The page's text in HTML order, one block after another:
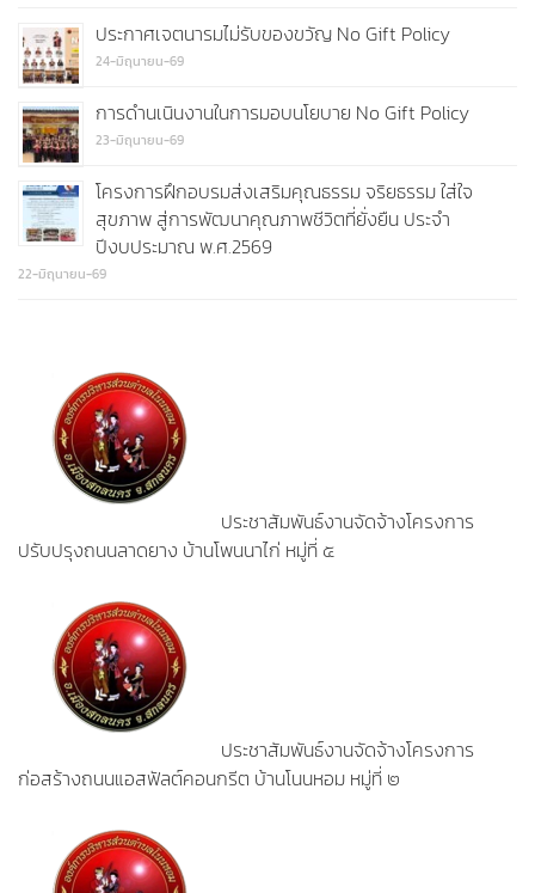
ประกาศเจตนารมไม่รับของขวัญ No Gift Policy
24-มิถุนายน-69
การดำนเนินงานในการมอบนโยบาย No Gift Policy
23-มิถุนายน-69
โครงการฝึกอบรมส่งเสริมคุณธรรม จริยธรรม ใส่ใจ
สุขภาพ สู่การพัฒนาคุณภาพชีวิตที่ยั่งยืน ประจำ
ปีงบประมาณ พ.ศ.2569
22-มิถุนายน-69
ประชาสัมพันธ์งานจัดจ้างโครงการ
ปรับปรุงถนนลาดยาง บ้านโพนนาไก่ หมู่ที่ ๕
ประชาสัมพันธ์งานจัดจ้างโครงการ
ก่อสร้างถนนแอสฟัลต์คอนกรีต บ้านโนนหอม หมู่ที่ ๒